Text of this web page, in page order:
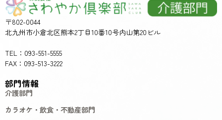
〒802-0044
北九州市小倉北区熊本2丁目10番10号内山第20ビル
TEL：093-551-5555
FAX：093-513-3222
部門情報
介護部門
カラオケ・飲食・不動産部門